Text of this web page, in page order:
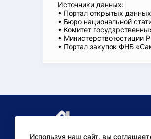
Источники данных:
• Портал открытых
• Бюро национальной
• Комитет
• Министерство юстиции
• Портал закупок ФНБ
Используя наш сайт, вы